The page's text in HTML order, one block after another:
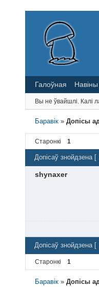
Галоўная Навіны
Вы не ўвайшлі. Калі
Баравік »Допісы
Старонкі 1
Допісаў знойдзена [
shynaxer
Допісаў знойдзена [
Старонкі 1
Баравік »Допісы